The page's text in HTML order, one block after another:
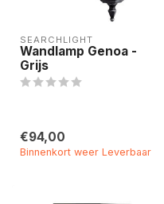
SEARCHLIGHT
Wandlamp Genoa -
Grijs
€94,00
Binnenkort weer Leverbaar